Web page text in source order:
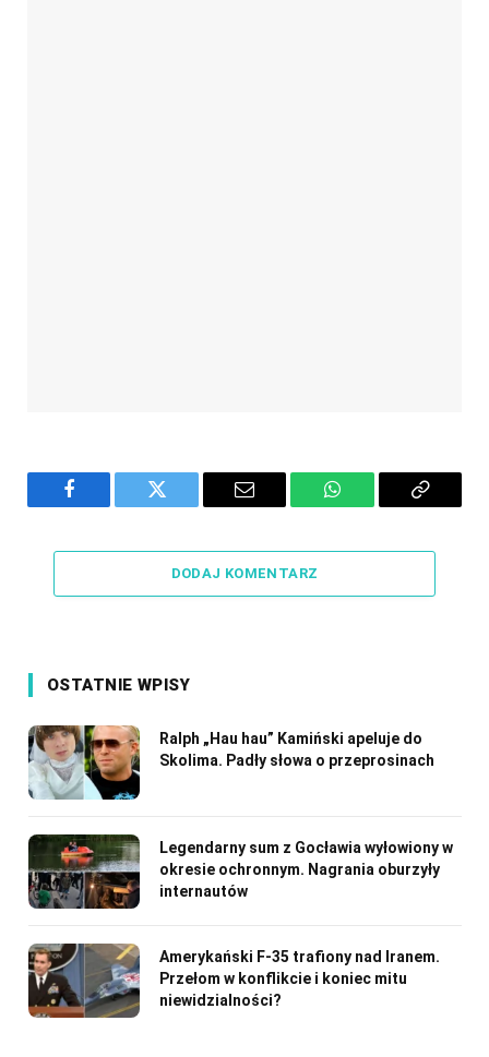
Facebook Twitter Email WhatsAppCopy
DODAJ KOMENTARZ
OSTATNIE WPISY
Ralph „Hau hau” Kamiński apeluje do
Skolima. Padły słowa o przeprosinach
Legendarny sum z Gocławia wyłowiony w
okresie ochronnym. Nagrania oburzyły
internautów
Amerykański F-35 trafiony nad Iranem.
Przełom w konflikcie i koniec mitu
niewidzialności?